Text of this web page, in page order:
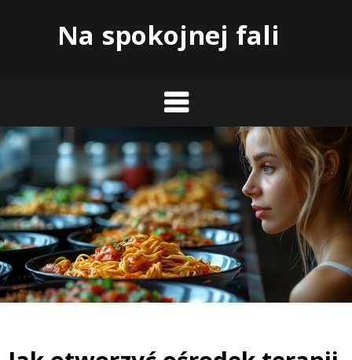
Na spokojnej fali